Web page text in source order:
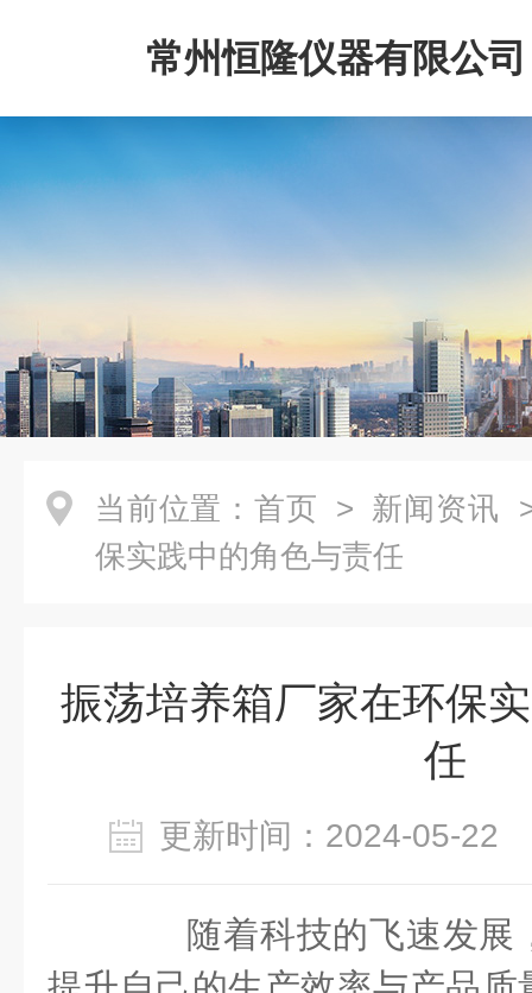
常州恒隆仪器有限公司
当前位置： 首页 > 新闻资讯
保实践中的角色与责任
振荡培养箱厂家在环保
任
更新时间：2024-05-
随着科技的飞速发展